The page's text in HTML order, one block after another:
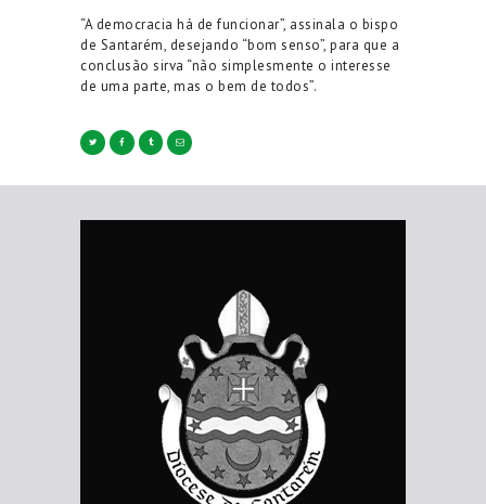
“A democracia há de funcionar”, assinala o bispo
de Santarém, desejando “bom senso”, para que a
conclusão sirva “não simplesmente o interesse
de uma parte, mas o bem de todos”.